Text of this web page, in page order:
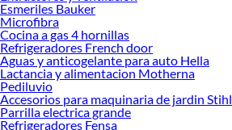
Esmeriles Bauker
Microfibra
Cocina a gas 4 hornillas
Refrigeradores French door
Aguas y anticogelante para auto Hella
Lactancia y alimentacion Motherna
Pediluvio
Accesorios para maquinaria de jardin Stihl
Parrilla electrica grande
Refrigeradores Fensa